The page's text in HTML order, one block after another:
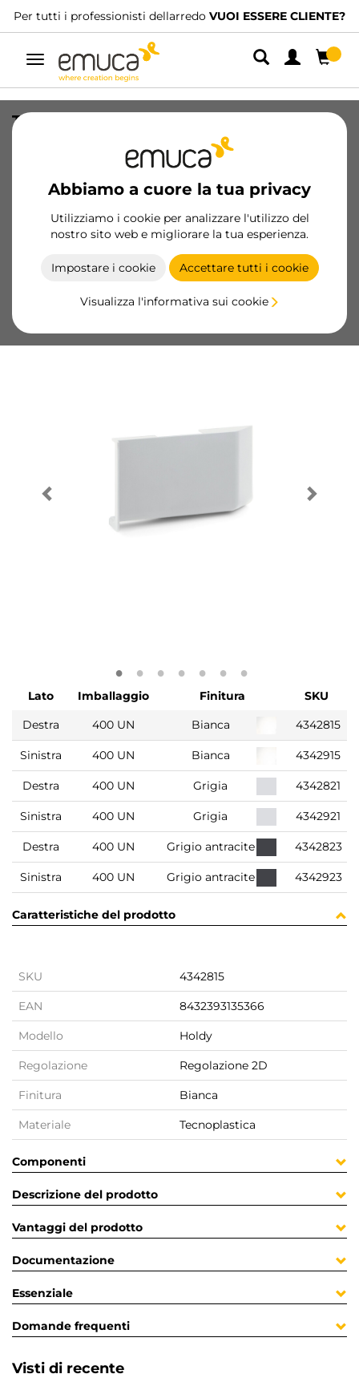
Per tutti i professionisti dellarredo VUOI ESSERE CLIENTE?
Navigazione
Abbiamo a cuore la tua privacy
Utilizziamo i cookie per analizzare l'utilizzo del
nostro sito web e migliorare la tua esperienza.
Impostare i cookie Accettare tutti i cookie
Visualizza l'informativa sui cookie
Tappi per appendipensile Holdy,
Destra, Tecnoplastica, Bianca
Prodotti essenziali
Diventa cliente
Scheda prodotto
Lato Imballaggio Finitura
SKU
Destra
400 UN Bianca 4342815
Sinistra 400 UN Bianca 4342915
Destra 400 UN Grigia 4342821
Sinistra 400 UN Grigia 4342921
Destra 400 UN Grigio antracite 4342823
Sinistra 400 UN Grigio antracite 4342923
Caratteristiche del prodotto
SKU 4342815
EAN 8432393135366
Modello Holdy
Regolazione Regolazione 2D
Finitura Bianca
Materiale Tecnoplastica
Componenti
Descrizione del prodotto
Vantaggi del prodotto
Documentazione
Essenziale
Domande frequenti
Visti di recente